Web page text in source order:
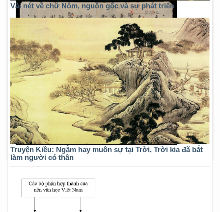
Vài nét về chữ Nôm, nguồn gốc và sự phát triển
Truyện Kiều: Ngẫm hay muôn sự tại Trời, Trời kia đã bắt
làm người có thân